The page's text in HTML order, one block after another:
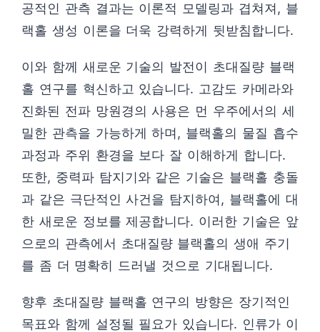
공적인 관측 결과는 이론적 모델링과 겹쳐져, 블
랙홀 생성 이론을 더욱 강력하게 뒷받침합니다.
이와 함께 새로운 기술의 발전이 초대질량 블랙
홀 연구를 혁신하고 있습니다. 고감도 카메라와
진화된 전파 망원경의 사용은 먼 우주에서의 세
밀한 관측을 가능하게 하며, 블랙홀의 물질 흡수
과정과 주위 환경을 보다 잘 이해하게 합니다.
또한, 중력파 탐지기와 같은 기술은 블랙홀 충돌
과 같은 극단적인 사건을 탐지하여, 블랙홀에 대
한 새로운 정보를 제공합니다. 이러한 기술은 앞
으로의 관측에서 초대질량 블랙홀의 생애 주기
를 좀 더 명확히 드러낼 것으로 기대됩니다.
향후 초대질량 블랙홀 연구의 방향은 장기적인
목표와 함께 설정될 필요가 있습니다. 인류가 이